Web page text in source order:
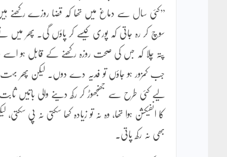
’’کئی سال سے دماغ میں تھا کہ قضا روزے رکھنے
سوچ کر رہ جاتی کہ پوری کیسے کر پاؤں گی۔ پھر
پتہ چلا کہ جس کی صحت روزہ رکھنے کے قابل ہو اسے
جب کمزور ہو جاؤں تو فدیہ دے دوں۔ لیکن پھر بہت
لیے کئی طرح سے جھنجھوڑ کر رکھ دینے والی
کا انفیکشن ہوا تھا، وہ نہ تو زیادہ کھا سکتی نہ پی
بھی نہ رکھ پاتی۔